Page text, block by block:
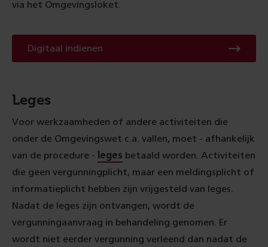
via het Omgevingsloket.
Digitaal indienen
Leges
Voor werkzaamheden of andere activiteiten die
onder de Omgevingswet c.a. vallen, moet - afhankelijk
van de procedure -
leges betaald worden. Activiteiten
die geen vergunningplicht, maar een meldingsplicht of
informatieplicht hebben zijn vrijgesteld van leges.
Nadat de leges zijn ontvangen, wordt de
vergunningaanvraag in behandeling genomen. Er
wordt niet eerder vergunning verleend dan nadat de